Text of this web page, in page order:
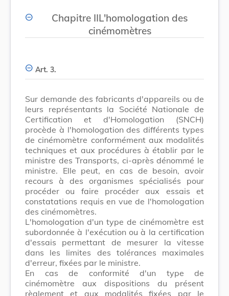
Chapitre IIL'homologation des
cinémomètres
Art. 3.
Sur demande des fabricants d'appareils ou de
leurs représentants la Société Nationale de
Certification et d'Homologation (SNCH)
procède à l'homologation des différents types
de cinémomètre conformément aux modalités
techniques et aux procédures à établir par le
ministre des Transports, ci-après dénommé le
ministre. Elle peut, en cas de besoin, avoir
recours à des organismes spécialisés pour
procéder ou faire procéder aux essais et
constatations requis en vue de l'homologation
des cinémomètres.
L'homologation d'un type de cinémomètre est
subordonnée à l'exécution ou à la certification
d'essais permettant de mesurer la vitesse
dans les limites des tolérances maximales
d'erreur, fixées par le ministre.
En cas de conformité d'un type de
cinémomètre aux dispositions du présent
règlement et aux modalités fixées par le